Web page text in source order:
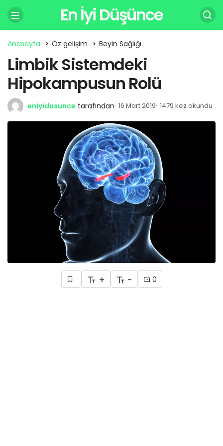
En İyi Düşünce
Anasayfa Öz gelişim Beyin Sağlığı
Limbik Sistemdeki
Hipokampusun Rolü
eniyidusunce tarafından 16 Mart 2019 1479 kez okundu
+ - 0